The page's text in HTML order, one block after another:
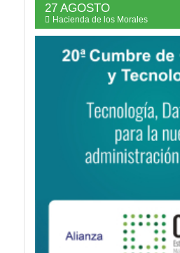
27 AGOSTO
Hacienda de los Morales